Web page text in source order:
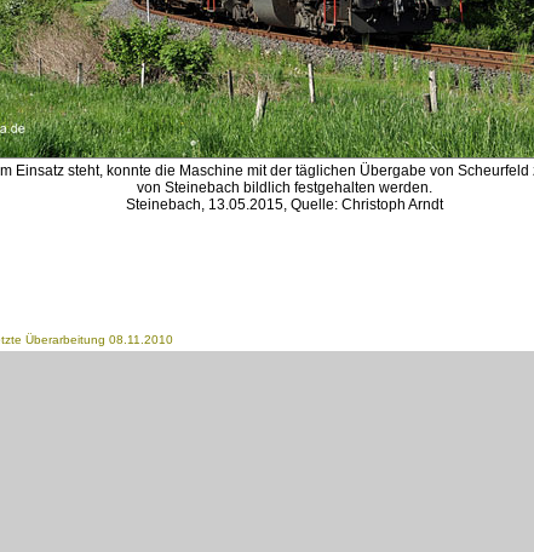
Einsatz steht, konnte die Maschine mit der täglichen Übergabe von
von Steinebach bildlich festgehalten werden.
Steinebach, 13.05.2015, Quelle: Christoph Arndt
Überarbeitung 08.11.2010